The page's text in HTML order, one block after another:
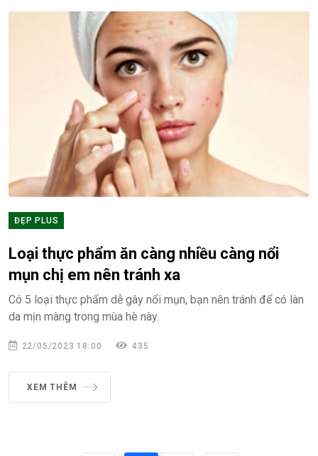
ĐẸP PLUS
Loại thực phẩm ăn càng nhiều càng nổi
mụn chị em nên tránh xa
Có 5 loại thực phẩm dễ gây nổi mụn, bạn nên tránh để có làn
da mịn màng trong mùa hè này.
22/05/2023 18:00 435
XEM THÊM